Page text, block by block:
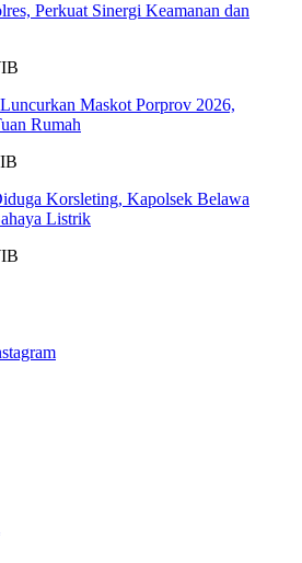
Perkuat Sinergi Keamanan dan
Maskot Porprov 2026,
Rumah
Korsleting, Kapolsek Belawa
Listrik